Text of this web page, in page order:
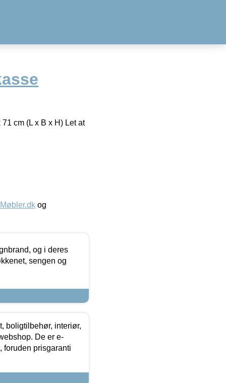
cm (L x B x H) Let at
og
og i deres
sengen og
boligtilbehør, interiør,
De er e-
foruden prisgaranti